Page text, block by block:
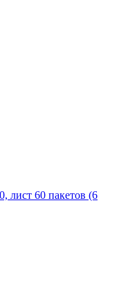
лист 60 пакетов (6